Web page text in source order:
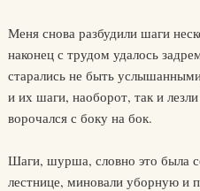
Меня снова разбудили шаги
наконец с трудом удалось
старались не быть
и их шаги, наоборот, так и
ворочался с боку на бок.
Шаги, шурша, словно это была
лестнице, миновали уборную и